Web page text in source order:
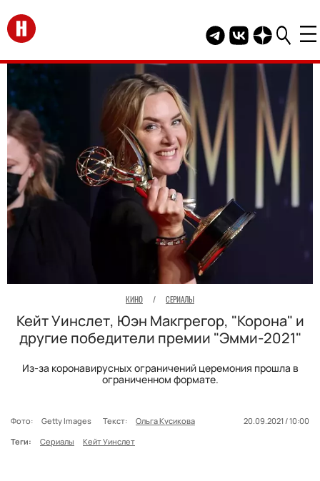
Перейти на главную
Telegram канал
Группа HELLO
Канал
КИНО / СЕРИАЛЫ
Кейт Уинслет, Юэн Макгрегор, "Корона" и
другие победители премии "Эмми-2021"
Из-за коронавирусных ограничений церемония прошла в
ограниченном формате.
Фото: Getty Images Текст: Ольга Кусикова
20.09.2021 / 10:00
Теги:
Сериалы Кейт Уинслет